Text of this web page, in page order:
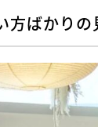
方ばかり